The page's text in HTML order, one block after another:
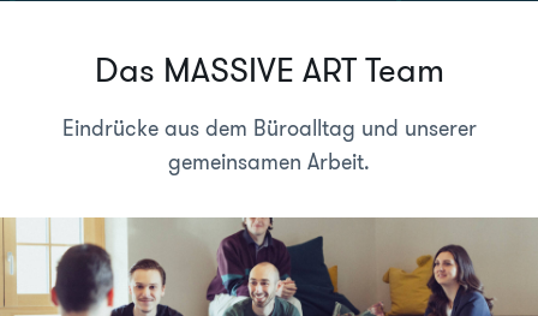
Das MASSIVE ART Team
Eindrücke aus dem Büroalltag und unserer
gemeinsamen Arbeit.